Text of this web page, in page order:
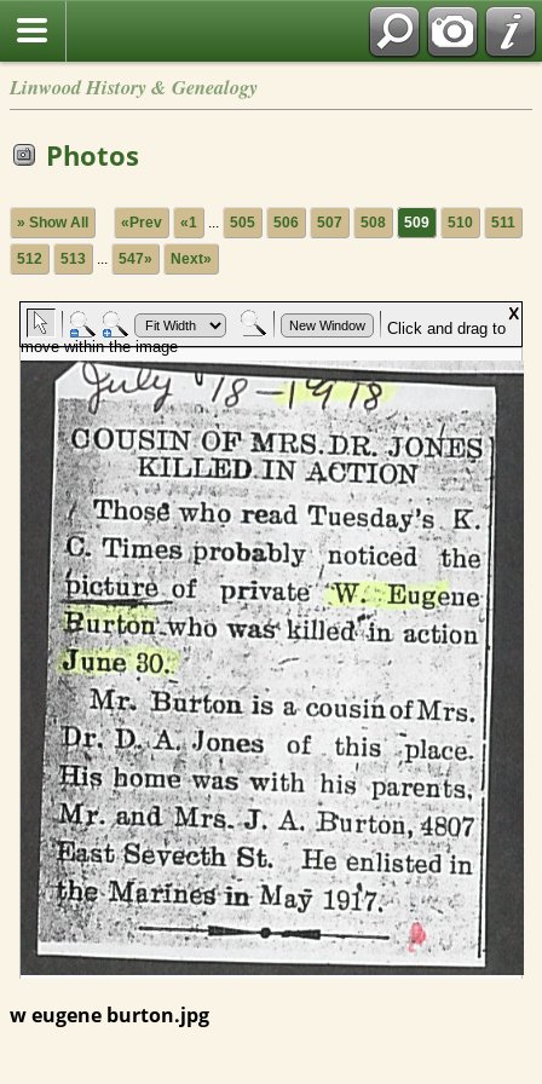
Linwood History & Genealogy
Photos
» Show All «Prev «1 ... 505 506 507 508 509 510 511
512 513 ... 547» Next»
w eugene burton.jpg